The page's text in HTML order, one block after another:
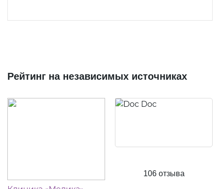
Рейтинг на независимых источниках
106 отзыва